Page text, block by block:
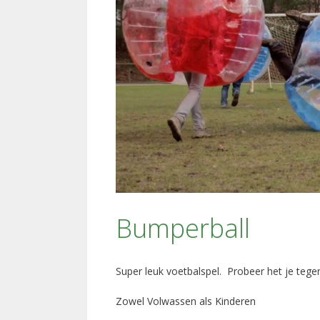
Bumperball
Super leuk voetbalspel. Probeer het je
Zowel Volwassen als Kinderen